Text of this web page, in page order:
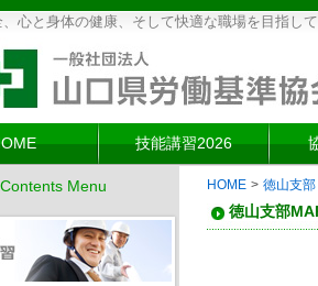
心と身体の健康、そして快適な職場を目指し
技能講習2026
Contents Menu HOME > 徳山支部
徳山支部